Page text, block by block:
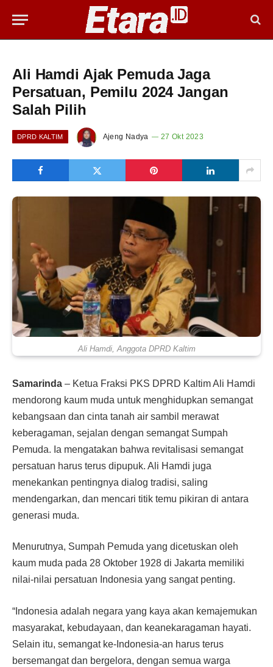
Ali Hamdi Ajak Pemuda Jaga
Persatuan, Pemilu 2024 Jangan
Salah Pilih
DPRD KALTIM Ajeng Nadya 27 Okt 2023
Ali Hamdi, Anggota DPRD Kaltim
Samarinda – Ketua Fraksi PKS DPRD Kaltim Ali Hamdi
mendorong kaum muda untuk menghidupkan semangat
kebangsaan dan cinta tanah air sambil merawat
keberagaman, sejalan dengan semangat Sumpah
Pemuda. Ia mengatakan bahwa revitalisasi semangat
persatuan harus terus dipupuk. Ali Hamdi juga
menekankan pentingnya dialog tradisi, saling
mendengarkan, dan mencari titik temu pikiran di antara
generasi muda.
Menurutnya, Sumpah Pemuda yang dicetuskan oleh
kaum muda pada 28 Oktober 1928 di Jakarta memiliki
nilai-nilai persatuan Indonesia yang sangat penting.
“Indonesia adalah negara yang kaya akan kemajemukan
masyarakat, kebudayaan, dan keanekaragaman hayati.
Selain itu, semangat ke-Indonesia-an harus terus
bersemangat dan bergelora, dengan semua warga